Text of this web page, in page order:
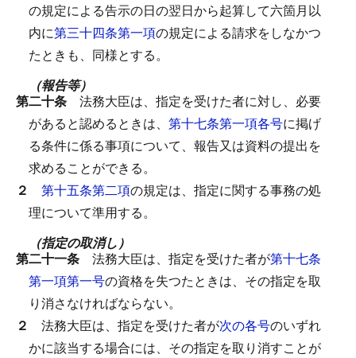
の規定による告示の日の翌日から起算して六箇月以
内に第三十四条第一項の規定による請求をしなかつ
たときも、同様とする。
（報告等）
第二十条 法務大臣は、指定を受けた者に対し、必要
があると認めるときは、 第十七条第一項各号に掲げ
る条件に係る事項について、報告又は資料の提出を
求めることができる。
２ 第十五条第二項の規定は、指定に関する事務の処
理について準用する。
（指定の取消し）
第二十一条 法務大臣は、指定を受けた者が第十七条
第一項第一号の資格を失つたときは、その指定を取
り消さなければならない。
２ 法務大臣は、指定を受けた者が次の各号のいずれ
かに該当する場合には、その指定を取り消すことが